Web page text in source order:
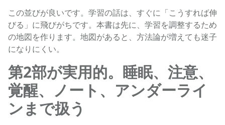
この並びが良いです。学習の話は、すぐに「こうすれば伸
びる」に飛びがちです。本書は先に、学習を調整するため
の地図を作ります。地図があると、方法論が増えても迷子
になりにくい。
第2部が実用的。睡眠、注意、
覚醒、ノート、アンダーライ
ンまで扱う